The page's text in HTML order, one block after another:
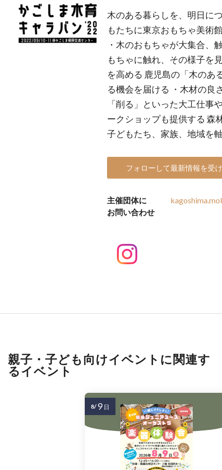
木のある暮らしを、明日に
もたちに東京おもちゃ美術
・木のおもちゃが大集合、
もちゃに触れ、その様子を
を高める 鹿児島の「木のあ
る機会を届ける ・木材の良
「削る」といった大工仕事
ークショップも提供する 森
子どもたち、家族、地域を
フォローして最新情報を受
主催団体に
お問い合わせ
親子・子ども向けイベントに関連す
るイベント
8/ 9 日